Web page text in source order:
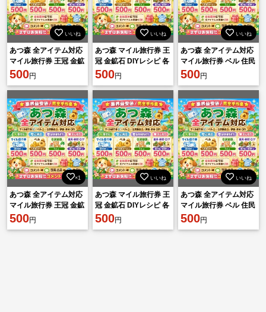
いいね
あつ森 全アイテム対応
マイル旅行券 王冠 金鉱
石 DIYレシピ 各種素材
500円
いいね
あつ森 マイル旅行券 王
冠 金鉱石 DIYレシピ 各
種素材 500円 相談可
500円
いいね
あつ森 全アイテム対応
マイル旅行券 ベル 住民
勧誘 家具 素材 DIY 即対
500円
×1
あつ森 全アイテム対応
マイル旅行券 王冠 金鉱
石 DIYレシピ 各種素材
500円
いいね
あつ森 マイル旅行券 王
冠 金鉱石 DIYレシピ 各
種素材 500円 相談可
500円
いいね
あつ森 全アイテム対応
マイル旅行券 ベル 住民
勧誘 家具 素材 DIY 即対
500円